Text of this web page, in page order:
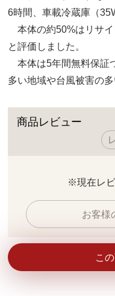
6時間、車載冷蔵庫（
本体の約50%はリサ
と評価しました。
本体は5年間無料保証
多い地域や台風被害の
商品レビュー
※現在レビ
お客様
こ